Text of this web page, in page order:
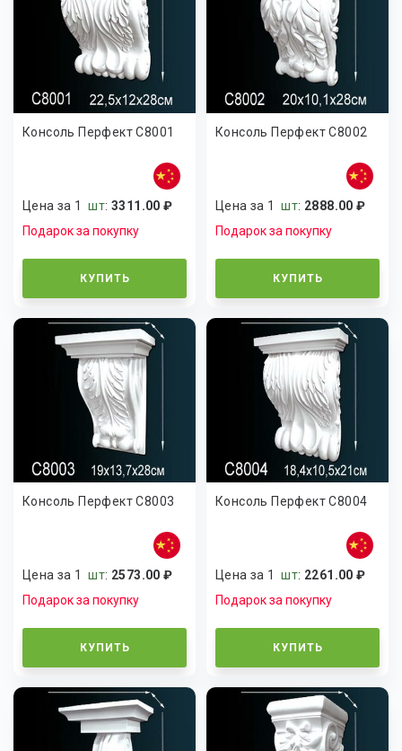
Консоль Перфект C8001
Цена за 1шт:3311.00 ₽
Подарок за покупку
КУПИТЬ
Консоль Перфект C8002
Цена за 1шт: 2888.00 ₽
Подарок за покупку
КУПИТЬ
Консоль Перфект C8003
Цена за 1шт: 2573.00 ₽
Подарок за покупку
КУПИТЬ
Консоль Перфект C8004
Цена за 1шт: 2261.00 ₽
Подарок за покупку
КУПИТЬ